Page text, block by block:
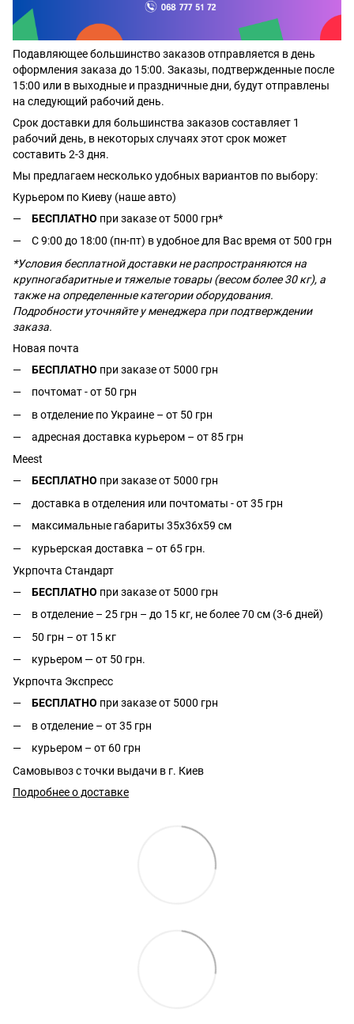
Подавляющее большинство заказов отправляется в день
оформления заказа до 15:00. Заказы, подтвержденные после
15:00 или в выходные и праздничные дни, будут отправлены
на следующий рабочий день.
Срок доставки для большинства заказов составляет 1
рабочий день, в некоторых случаях этот срок может
составить 2-3 дня.
Мы предлагаем несколько удобных вариантов по выбору:
Курьером по Киеву (наше авто)
БЕСПЛАТНО при заказе от 5000 грн*
С 9:00 до 18:00 (пн-пт) в удобное для Вас время от 500 грн
*Условия бесплатной доставки не распространяются на
крупногабаритные и тяжелые товары (весом более 30 кг), а
также на определенные категории оборудования.
Подробности уточняйте у менеджера при подтверждении
заказа.
Новая почта
БЕСПЛАТНО при заказе от 5000 грн
почтомат - от 50 грн
в отделение по Украине – от 50 грн
адресная доставка курьером – от 85 грн
Meest
БЕСПЛАТНО при заказе от 5000 грн
доставка в отделения или почтоматы - от 35 грн
максимальные габариты 35x36x59 см
курьерская доставка – от 65 грн.
Укрпочта Стандарт
БЕСПЛАТНО при заказе от 5000 грн
в отделение – 25 грн – до 15 кг, не более 70 см (3-6 дней)
50 грн – от 15 кг
курьером — от 50 грн.
Укрпочта Экспресс
БЕСПЛАТНО при заказе от 5000 грн
в отделение – от 35 грн
курьером – от 60 грн
Самовывоз с точки выдачи в г. Киев
Подробнее о доставке